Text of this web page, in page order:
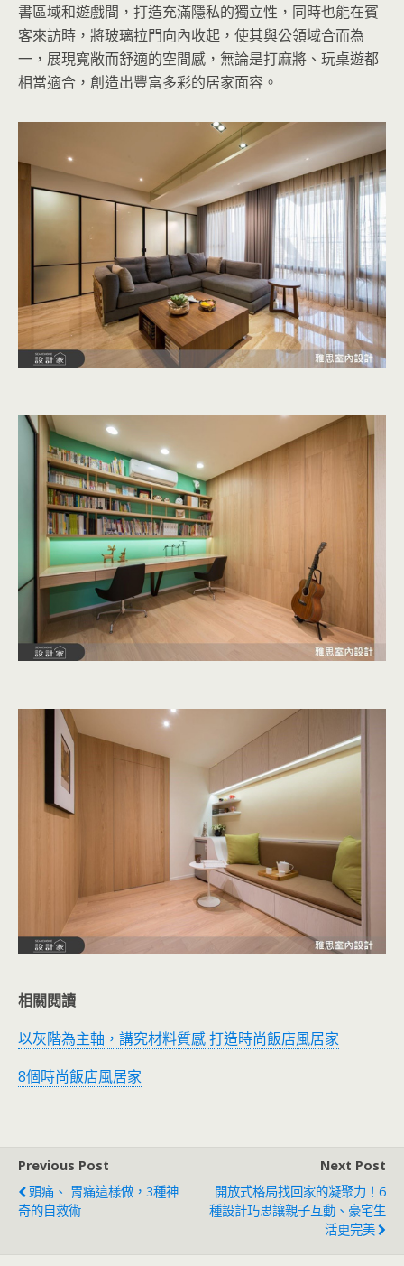
書區域和遊戲間，打造充滿隱私的獨立性，同時也能在賓
客來訪時，將玻璃拉門向內收起，使其與公領域合而為
一，展現寬敞而舒適的空間感，無論是打麻將、玩桌遊都
相當適合，創造出豐富多彩的居家面容。
相關閱讀
以灰階為主軸，講究材料質感 打造時尚飯店風居家
8個時尚飯店風居家
Previous Post
頭痛、 胃痛這樣做，3種神
奇的自救術
Next Post
開放式格局找回家的凝聚力！6
種設計巧思讓親子互動、豪宅生
活更完美